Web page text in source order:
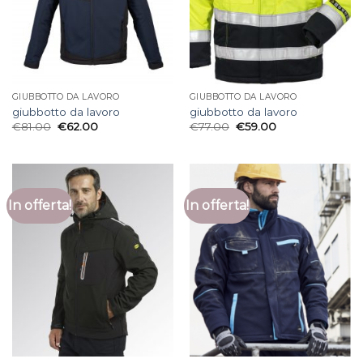
GIUBBOTTO DA LAVORO
giubbotto da lavoro
€81.00 €62.00
GIUBBOTTO DA LAVORO
giubbotto da lavoro
€77.00 €59.00
In offerta! In offerta!